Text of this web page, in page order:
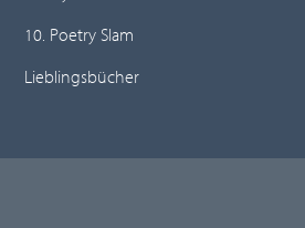
10. Poetry Slam
Lieblingsbücher